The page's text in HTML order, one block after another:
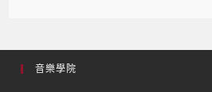
音樂學院